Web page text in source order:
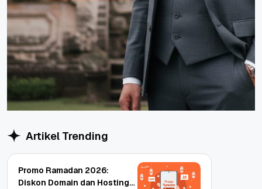
Artikel Trending
Promo Ramadan 2026:
Diskon Domain dan Hosting